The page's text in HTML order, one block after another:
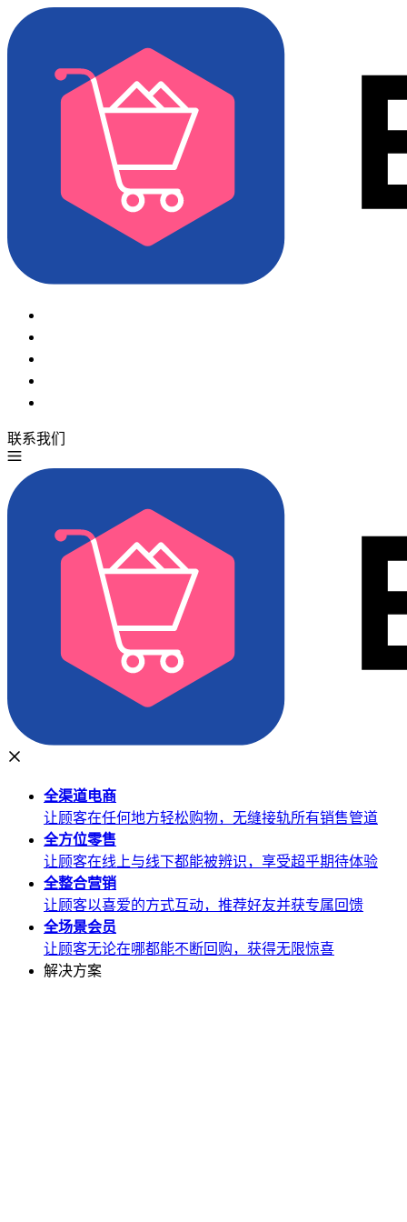
联系我们
全渠道电商
让顾客在任何地方轻松购物，无缝接轨所有销售管道
全方位零售
让顾客在线上与线下都能被辨识，享受超乎期待体验
全整合营销
让顾客以喜爱的方式互动，推荐好友并获专属回馈
全场景会员
让顾客无论在哪都能不断回购，获得无限惊喜
解决方案